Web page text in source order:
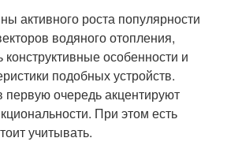
активного роста популярности
водяного отопления,
особенности и
подобных устройств.
очередь акцентируют
При этом есть
учитывать.